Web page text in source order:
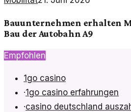
Bauunternehmen erhalten
Bau der Autobahn A9
Empfohlen
1go casino
·1go casino erfahrungen
·casino deutschland